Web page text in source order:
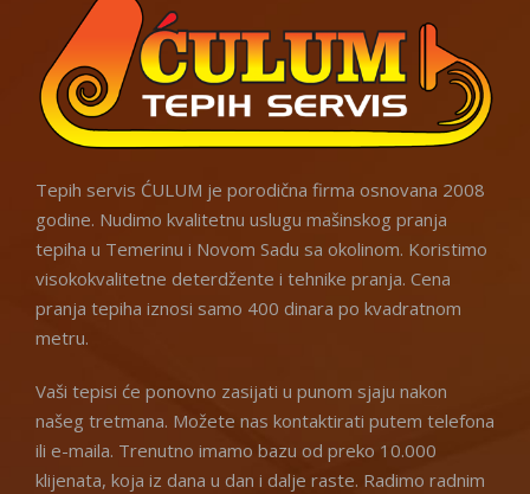
Tepih servis ĆULUM je porodična firma osnovana 2008
godine. Nudimo kvalitetnu uslugu mašinskog pranja
tepiha u Temerinu i Novom Sadu sa okolinom. Koristimo
visokokvalitetne deterdžente i tehnike pranja. Cena
pranja tepiha iznosi samo 400 dinara po kvadratnom
metru.
Vaši tepisi će ponovno zasijati u punom sjaju nakon
našeg tretmana. Možete nas kontaktirati putem telefona
ili e-maila. Trenutno imamo bazu od preko 10.000
klijenata, koja iz dana u dan i dalje raste. Radimo radnim